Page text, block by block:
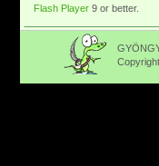
Flash Player 9 or better.